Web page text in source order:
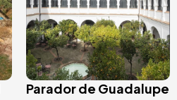
Parador de Guadalupe